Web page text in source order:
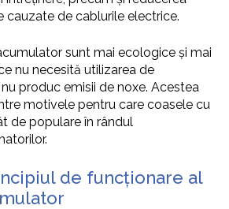
cauzate de cablurile electrice.
sunt mai ecologice și mai
nu necesită utilizarea de
produc emisii de noxe. Acestea
motivele pentru care coasele cu
de populare în rândul
de funcționare al